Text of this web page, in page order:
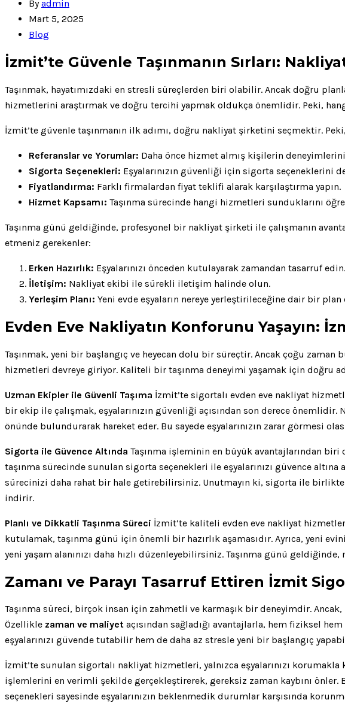
Byadmin
Mart 5, 2025
Blog
İzmit’te Güvenle Taşınmanın Sırları:
Taşınmak, hayatımızdaki en stresli süreçlerden biri olabilir. Ancak doğru
hizmetlerini araştırmak ve doğru tercihi yapmak oldukça önemlidir. Peki,
İzmit’te güvenle taşınmanın ilk adımı, doğru nakliyat şirketini seçmektir.
Referanslar ve Yorumlar: Daha önce hizmet almış kişilerin
Sigorta Seçenekleri: Eşyalarınızın güvenliği için sigorta seçeneklerini
Fiyatlandırma: Farklı firmalardan fiyat teklifi alarak karşılaştırma yapın.
Hizmet Kapsamı: Taşınma sürecinde hangi hizmetleri sunduklarını
Taşınma günü geldiğinde, profesyonel bir nakliyat şirketi ile çalışmanın
etmeniz gerekenler:
Erken Hazırlık: Eşyalarınızı önceden kutulayarak zamandan tasarruf edin.
İletişim: Nakliyat ekibi ile sürekli iletişim halinde olun.
Yerleşim Planı: Yeni evde eşyaların nereye yerleştirileceğine dair bir
Evden Eve Nakliyatın Konforunu Yaşayın:
Taşınmak, yeni bir başlangıç ve heyecan dolu bir süreçtir. Ancak çoğu
hizmetleri devreye giriyor. Kaliteli bir taşınma deneyimi yaşamak için doğru
Uzman Ekipler ile Güvenli Taşıma İzmit’te sigortalı evden eve nakliyat
bir ekip ile çalışmak, eşyalarınızın güvenliği açısından son derece
önünde bulundurarak hareket eder. Bu sayede eşyalarınızın zarar görmesi
Sigorta ile Güvence Altında Taşınma işleminin en büyük avantajlarından biri
taşınma sürecinde sunulan sigorta seçenekleri ile eşyalarınızı güvence
sürecinizi daha rahat bir hale getirebilirsiniz. Unutmayın ki, sigorta ile birlikte
indirir.
Planlı ve Dikkatli Taşınma Süreci İzmit’te kaliteli evden eve nakliyat
kutulamak, taşınma günü için önemli bir hazırlık aşamasıdır. Ayrıca, yeni
yeni yaşam alanınızı daha hızlı düzenleyebilirsiniz. Taşınma günü
Zamanı ve Parayı Tasarruf Ettiren İzmit
Taşınma süreci, birçok insan için zahmetli ve karmaşık bir deneyimdir.
Özellikle zaman ve maliyet açısından sağladığı avantajlarla, hem fiziksel
eşyalarınızı güvende tutabilir hem de daha az stresle yeni bir başlangıç
İzmit’te sunulan sigortalı nakliyat hizmetleri, yalnızca eşyalarınızı korumakla
işlemlerini en verimli şekilde gerçekleştirerek, gereksiz zaman kaybını önler.
seçenekleri sayesinde eşyalarınızın beklenmedik durumlar karşısında